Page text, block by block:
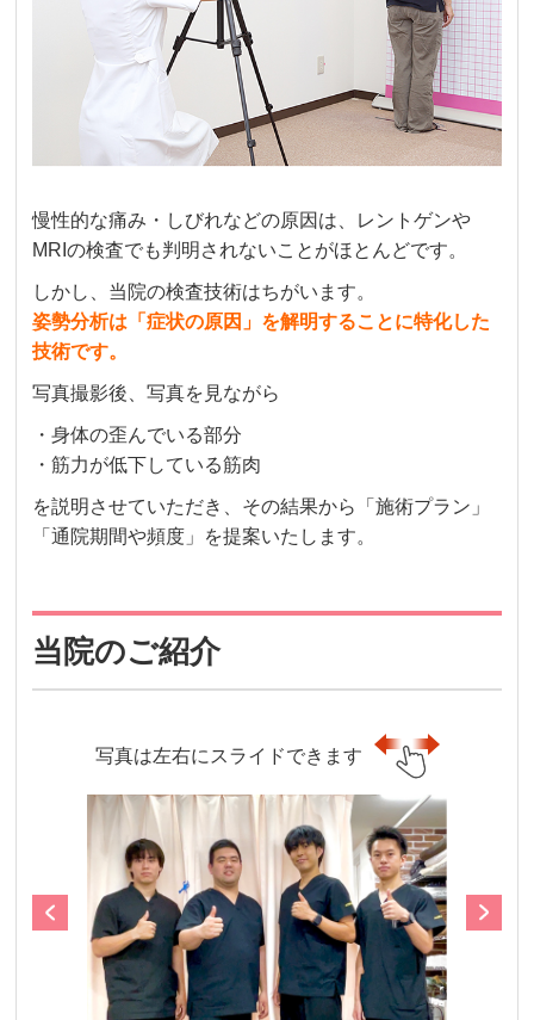
慢性的な痛み・しびれなどの原因は、レントゲンや
MRIの検査でも判明されないことがほとんどです。
しかし、当院の検査技術はちがいます。
姿勢分析は「症状の原因」を解明することに特化した
技術です。
写真撮影後、写真を見ながら
・身体の歪んでいる部分
・筋力が低下している筋肉
を説明させていただき、その結果から「施術プラン」
「通院期間や頻度」を提案いたします。
当院のご紹介
写真は左右にスライドできます